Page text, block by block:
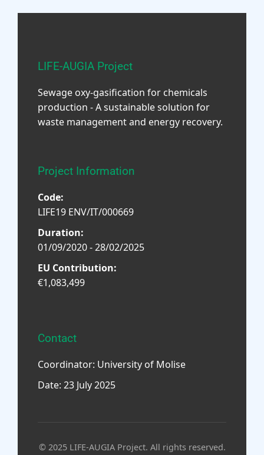
LIFE-AUGIA Project
Sewage oxy-gasification for chemicals
production - A sustainable solution for
waste management and energy recovery.
Project Information
Code:
LIFE19 ENV/IT/000669
Duration:
01/09/2020 - 28/02/2025
EU Contribution:
€1,083,499
Contact
Coordinator: University of Molise
Date: 23 July 2025
© 2025 LIFE-AUGIA Project. All rights reserved.